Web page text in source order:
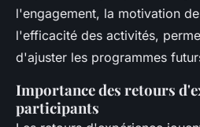
l'engagement, la motivation
l'efficacité des activités,
d'ajuster les programmes
Importance des retours
participants